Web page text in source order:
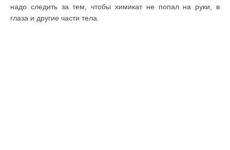
надо следить за тем, чтобы химикат не попал на руки, в
глаза и другие части тела.